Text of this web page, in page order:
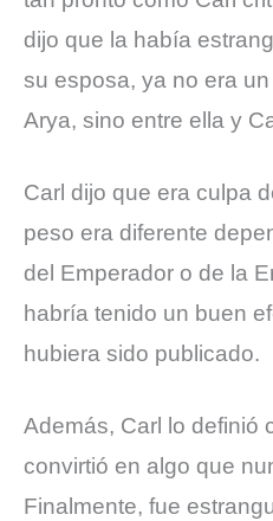
dijo que la había
su esposa, ya no era
Arya, sino entre ella y
Carl dijo que era culpa
peso era diferente
del Emperador o de la
habría tenido un buen
hubiera sido publicado.
Además, Carl lo definió
convirtió en algo que
Finalmente, fue